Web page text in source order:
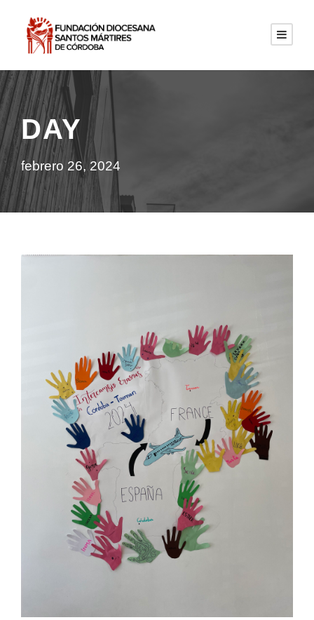
DAY
febrero 26, 2024